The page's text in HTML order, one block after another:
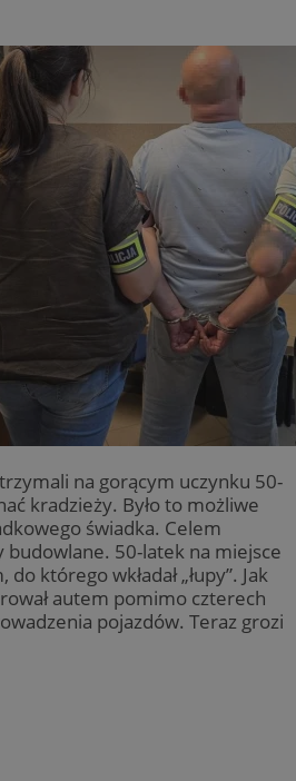
na gorącym uczynku 50-
kradzieży. Było to możliwe
świadka. Celem
budowlane. 50-latek na miejsce
którego wkładał „łupy”. Jak
autem pomimo czterech
pojazdów. Teraz grozi